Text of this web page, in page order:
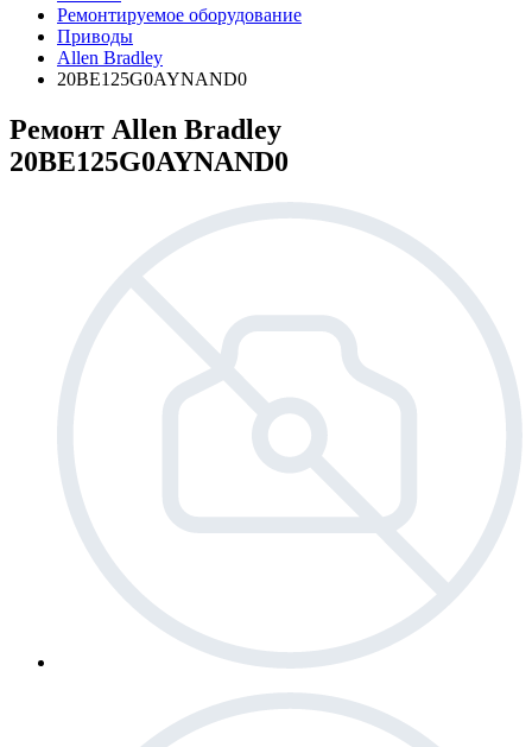
Ремонтируемое оборудование
Приводы
Allen Bradley
20BE125G0AYNAND0
Ремонт Allen Bradley
20BE125G0AYNAND0